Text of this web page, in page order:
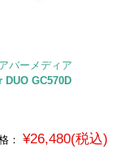
バーメディア
DUO GC570D
：
¥26,480(税込)